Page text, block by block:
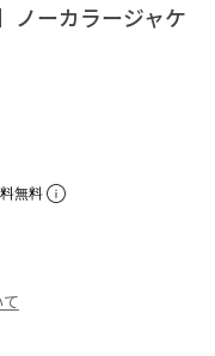
ノーカラージャケ
無料